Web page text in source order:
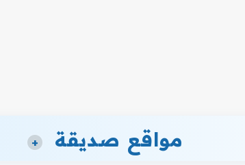
مواقع صديقة +